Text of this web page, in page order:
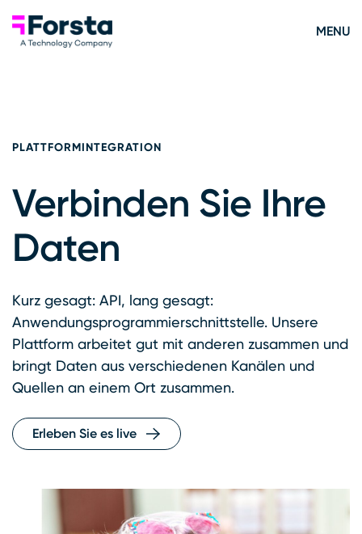
Forsta Deutsch
MENU
PLATTFORMINTEGRATION
Verbinden Sie Ihre
Daten
Kurz gesagt: API, lang gesagt:
Anwendungsprogrammierschnittstelle. Unsere
Plattform arbeitet gut mit anderen zusammen und
bringt Daten aus verschiedenen Kanälen und
Quellen an einem Ort zusammen.
Erleben Sie es live